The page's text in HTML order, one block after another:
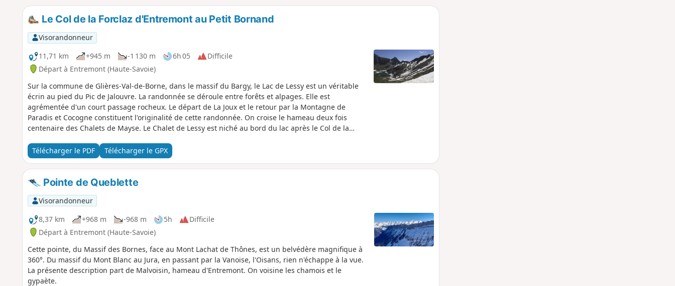
Le Col de la Forclaz d'Entremont au Petit Bornand
Visorandonneur
11,71 km
+945 m -1 130 m 6h 05
Difficile
Départ à Entremont (Haute-Savoie)
Sur la commune de Glières-Val-de-Borne, dans le massif du Bargy, le Lac de Lessy est un véritable
écrin au pied du Pic de Jalouvre. La randonnée se déroule entre forêts et alpages. Elle est
agrémentée d'un court passage rocheux. Le départ de La Joux et le retour par la Montagne de
Paradis et Cocogne constituent l'originalité de cette randonnée. On croise le hameau deux fois
centenaire des Chalets de Mayse. Le Chalet de Lessy est niché au bord du lac après le Col de la
Télécharger le PDF
Télécharger le GPX
Pointe de Queblette
Visorandonneur
8,37 km
+968 m -968 m 5h
Difficile
Départ à Entremont (Haute-Savoie)
Cette pointe, du Massif des Bornes, face au Mont Lachat de Thônes, est un belvédère magnifique à
360°. Du massif du Mont Blanc au Jura, en passant par la Vanoise, l'Oisans, rien n'échappe à la vue.
La présente description part de Malvoisin, hameau d'Entremont. On voisine les chamois et le
gypaète.